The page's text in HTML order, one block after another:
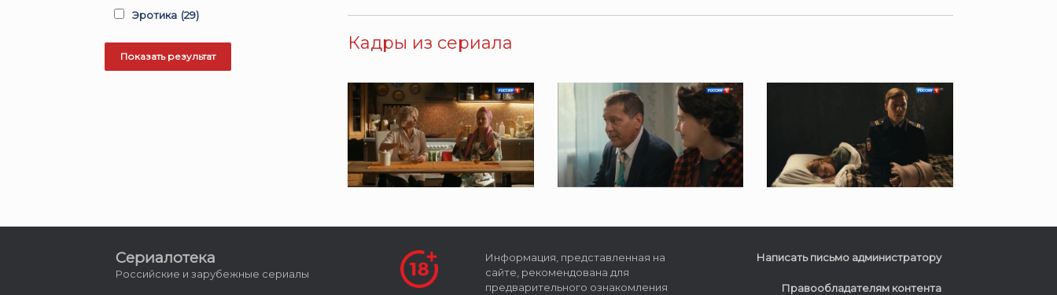
Кадры из сериала
Эротика (29)
Сериалотека
Российские и зарубежные сериалы
Информация, представленная на
сайте, рекомендована для
предварительного ознакомления
Написать письмо администратору
Правообладателям контента